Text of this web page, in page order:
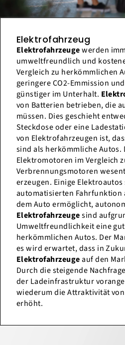
Elektrofahrzeug
Elektrofahrzeugewerden
umweltfreundlich und
Vergleich zu herkömmlichen
geringere CO2-Emmission
günstiger im Unterhalt.
von Batterien betrieben, die
müssen. Dies geschieht
Steckdose oder eine
von Elektrofahrzeugen ist,
sind als herkömmliche Autos.
Elektromotoren im Vergleich
Verbrennungsmotoren
erzeugen. Einige
automatisierten Fahrfunktion
dem Auto ermöglicht,
Elektrofahrzeugesind
Umweltfreundlichkeit eine
herkömmlichen Autos. Der
es wird erwartet, dass in
Elektrofahrzeugeauf den
Durch die steigende
der Ladeinfrastruktur
wiederum die Attraktivität von
erhöht.